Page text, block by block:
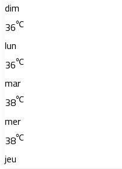
dim
36℃
lun
36℃
mar
38℃
mer
38℃
jeu